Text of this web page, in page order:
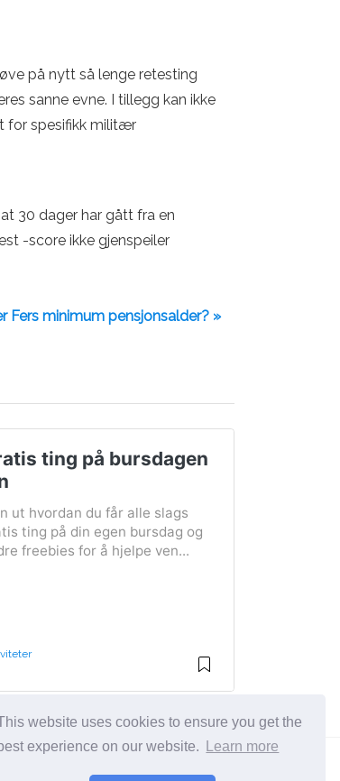
website uses cookies to ensure you get the
experience on our website.
Learn more
på nytt så lenge retesting
sanne evne. I tillegg kan ikke
for spesifikk militær
30 dager har gått fra en
-score ikke gjenspeiler
Fers minimum pensjonsalder? »
ting på bursdagen
ut hvordan du får alle slags
ting på din egen bursdag og
freebies for å hjelpe ven...